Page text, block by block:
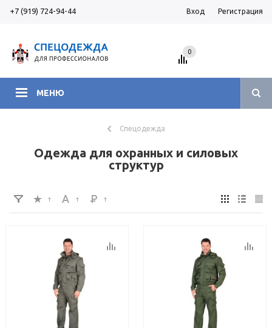
+7 (919) 724-94-44 Вход Регистрация
МЕНЮ
0
Спецодежда
Одежда для охранных и силовых
структур